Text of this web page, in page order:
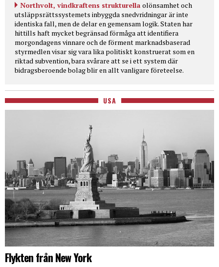
Northvolt, vindkraftens strukturella olönsamhet och
utsläppsrättssystemets inbyggda snedvridningar är inte
identiska fall, men de delar en gemensam logik. Staten har
hittills haft mycket begränsad förmåga att identifiera
morgondagens vinnare och de förment marknadsbaserad
styrmedlen visar sig vara lika politiskt konstruerat som en
riktad subvention, bara svårare att se i ett system där
bidragsberoende bolag blir en allt vanligare företeelse.
USA
Flykten från New York